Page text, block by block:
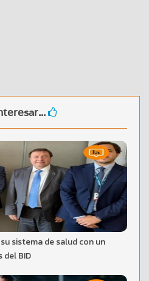
sistema de salud con un
BID